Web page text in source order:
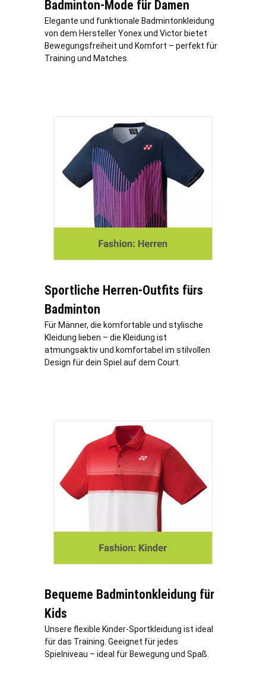
Badminton-Mode für Damen
Elegante und funktionale Badmintonkleidung
von dem Hersteller Yonex und Victor bietet
Bewegungsfreiheit und Komfort – perfekt für
Training und Matches.
Sportliche Herren-Outfits fürs
Badminton
Für Männer, die komfortable und stylische
Kleidung lieben – die Kleidung ist
atmungsaktiv und komfortabel im stilvollen
Design für dein Spiel auf dem Court.
Bequeme Badmintonkleidung für
Kids
Unsere flexible Kinder-Sportkleidung ist ideal
für das Training. Geeignet für jedes
Spielniveau – ideal für Bewegung und Spaß.